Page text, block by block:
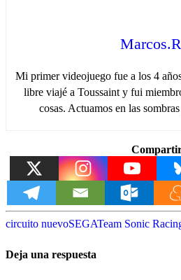
Mi primer videojuego fue a los 4
libre viajé a Toussaint y fui
cosas. Actuamos en las
circuito nuevoSEGATeam Sonic
Deja una respuesta